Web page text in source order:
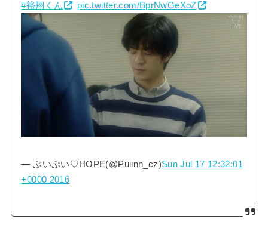
#裕翔くん
pic.twitter.com/BprNwGeXoZ
— ぷいぷい♡HOPE(@Puiinn_cz)Sun Jul 17 12:32:01
+0000 2016